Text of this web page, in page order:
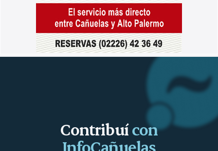
Contribuícon
InfoCañuelas